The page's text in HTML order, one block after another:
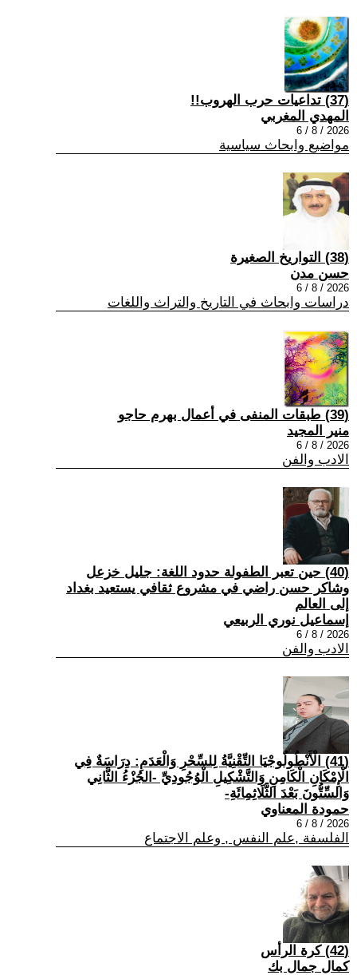
(37) تداعيات حرب الهروب!!
المهدي المغربي
2026 / 8 / 6
مواضيع وابحاث سياسية
(38) التواريخ الصغيرة
حسن مدن
2026 / 8 / 6
دراسات وابحاث في التاريخ والتراث واللغات
(39) طبقات المنفى في أعمال بهرم حاجو
منير المجيد
2026 / 8 / 6
الادب والفن
(40) حين تعبر الطفولة حدود اللغة: جليل خزعل
وشاكر حسن راضي في مشروع ثقافي يستعيد بغداد
إلى العالم
إسماعيل نوري الربيعي
2026 / 8 / 6
الادب والفن
(41) الْأَنْطُولُوجْيَا التِّقْنِيَّةُ لِلسِّحْرِ وَالْعَدَمِ: دِرَاسَةٌ فِي
الْإِمْكَانِ الْكَامِنِ وَالتَّشْكِيلِ الْوُجُودِيِّ -الجُزْءُ الثَّانِي
وَالسِّتُّونَ بَعْدَ الثَّلَاثِمِائَةِ-
حمودة المعناوي
2026 / 8 / 6
الفلسفة ,علم النفس , وعلم الاجتماع
(42) كرة الرأس
كمال جمال بك